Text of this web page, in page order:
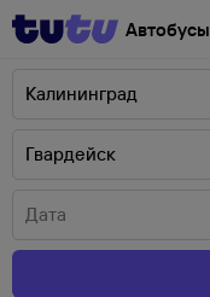
Автобусы